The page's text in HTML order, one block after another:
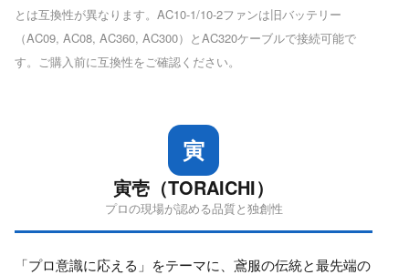
とは互換性が異なります。AC10-1/10-2ファンは旧バッテリー
（AC09, AC08, AC360, AC300）とAC320ケーブルで接続可能で
す。ご購入前に互換性をご確認ください。
寅
寅壱（TORAICHI）
プロの現場が認める品質と独創性
「プロ意識に応える」をテーマに、鳶服の伝統と最先端の